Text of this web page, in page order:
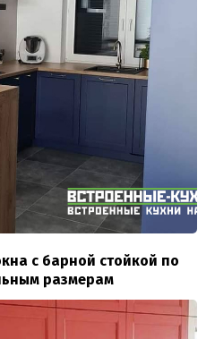
с барной стойкой по
размерам